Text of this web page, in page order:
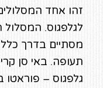
זהו אחד
לגלפגוס. המסלול
מסתיים בדרך
תעופה. באי סן
גלפגוס – פוראטו